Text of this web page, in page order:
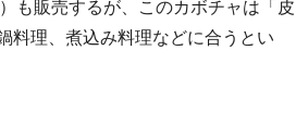
も販売するが、このカボチャは「皮
料理、煮込み料理などに合うとい